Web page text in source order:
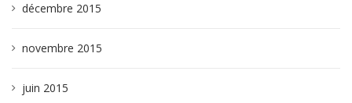
décembre 2015
novembre 2015
juin 2015